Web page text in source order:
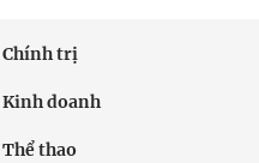
Chính trị
Kinh doanh
Thể thao